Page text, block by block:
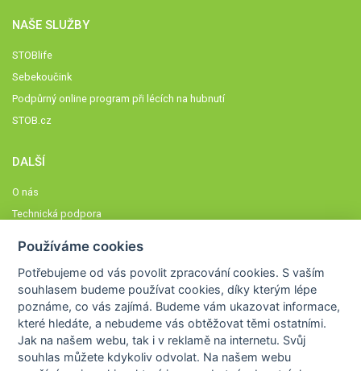
NAŠE SLUŽBY
STOBlife
Sebekoučink
Podpůrný online program při lécích na hubnutí
STOB.cz
DALŠÍ
O nás
Technická podpora
Členové STOBklubu
Zásady nakládání s osobními údaji
Otestujte se
Spočítejte si
Výzva 52
Používáme cookies
Potřebujeme od vás povolit zpracování cookies. S vaším
souhlasem budeme používat cookies, díky kterým lépe
poznáme,co vás zajímá. Budeme vám ukazovat informace,
které hledáte, a nebudeme vás obtěžovat těmi ostatními.
Jak na našem webu, tak i v reklamě na internetu. Svůj
souhlas můžete kdykoliv odvolat. Na našem webu